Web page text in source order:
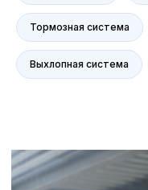
Тормозная система
Выхлопная система
Сервис BMW
Статьи
Сервис Porsche
Сервис Voyah
Сервис AITO